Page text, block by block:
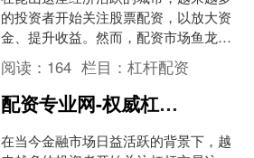
的投资者开始关注股票配资，以放大资
金、提升收益。然而，配资市场鱼龙混
杂，如何选择靠谱的本地服务成为关
键。本文将为您梳理昆山股票....
阅读： 164 栏目：杠杆配资
配资专业网-权威杠杆服务平台
在当今金融市场日益活跃的背景下，越